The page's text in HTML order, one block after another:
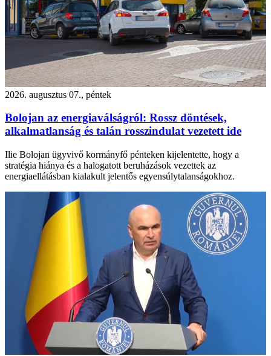
2026. augusztus 07., péntek
Bolojan az energiaválságról: Rossz döntések,
alkalmatlanság és talán rosszindulat vezetett ide
Ilie Bolojan ügyvivő kormányfő pénteken kijelentette, hogy a
stratégia hiánya és a halogatott beruházások vezettek az
energiaellátásban kialakult jelentős egyensúlytalanságokhoz.